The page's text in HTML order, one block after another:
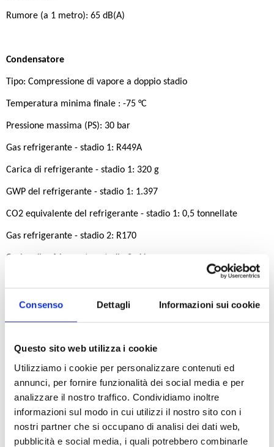
Consenso Dettagli Informazioni sui cookie
Questo sito web utilizza i cookie
Utilizziamo i cookie per personalizzare contenuti ed
annunci, per fornire funzionalità dei social media e per
analizzare il nostro traffico. Condividiamo inoltre
informazioni sul modo in cui utilizzi il nostro sito con i
nostri partner che si occupano di analisi dei dati web,
pubblicità e social media, i quali potrebbero combinarle
Rumore (a 1 metro): 65 dB(A)
Condensatore
Tipo: Compressione di vapore a doppio stadio
Temperatura minima finale : -75 °C
Pressione massima (PS): 30 bar
Gas refrigerante - stadio 1: R449A
Carica di refrigerante - stadio 1: 320 g
GWP del refrigerante - stadio 1: 1.397
CO2 equivalente del refrigerante - stadio 1: 0,5 tonnellate
Gas refrigerante - stadio 2: R170
Carica di refrigerante - stadio 2: 41 g
CO2 equivalente del refrigerante - stadio 2: < 0,001 tonnellate
CO2 equivalente totale (CO2e): 0,5 tonnellate
Capacità solvente e intervallo ACC
Capacità massima del solvente: 4,5 L
Gamma ACC di refrigerazione: 100 °C